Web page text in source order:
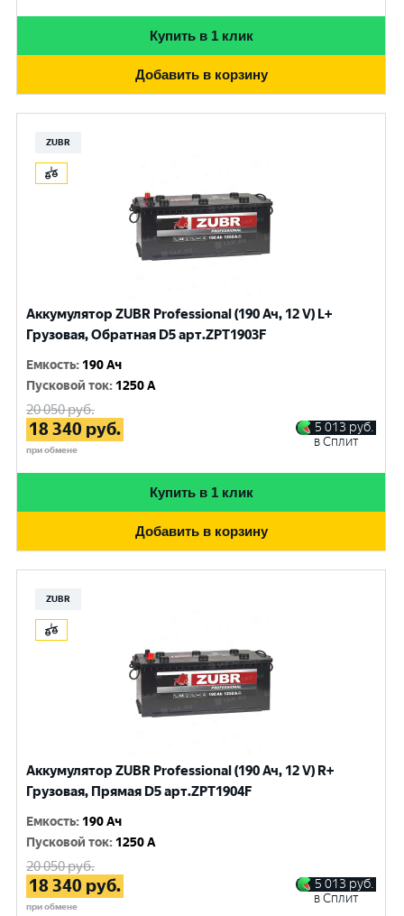
Купить в 1 клик
Добавить в корзину
ZUBR
Аккумулятор ZUBR Professional (190 Ач, 12 V) L+
Грузовая, Обратная D5 арт.ZPT1903F
Емкость: 190 Ач
Пусковой ток: 1250 A
20 050руб.
18 340 руб.
при обмене
5 013 руб.
в Сплит
Купить в 1 клик
Добавить в корзину
ZUBR
Аккумулятор ZUBR Professional (190 Ач, 12 V) R+
Грузовая, Прямая D5 арт.ZPT1904F
Емкость: 190 Ач
Пусковой ток: 1250 A
20 050руб.
18 340 руб.
при обмене
5 013 руб.
в Сплит